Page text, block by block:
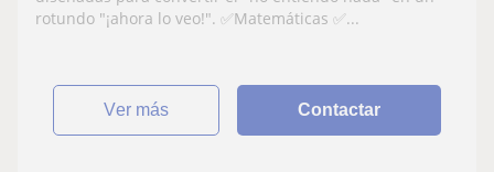
rotundo "¡ahora lo veo!". ✅Matemáticas ✅...
ver más Contactar